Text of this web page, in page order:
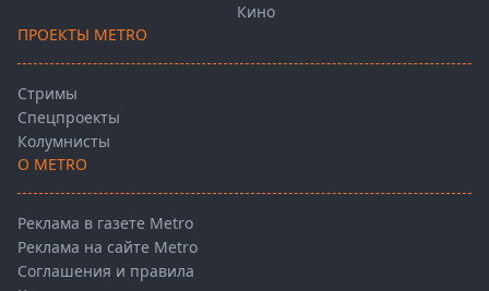
Кино
ПРОЕКТЫ METRO
Стримы
Спецпроекты
Колумнисты
О METRO
Реклама в газете Metro
Реклама на сайте Metro
Соглашения и правила